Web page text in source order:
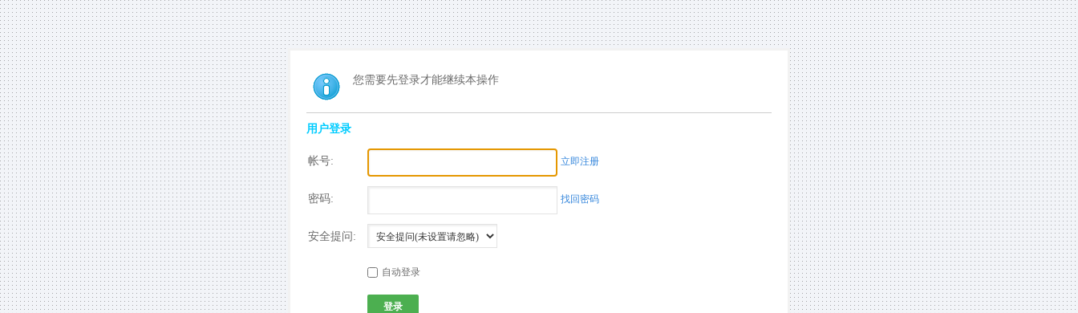
您需要先登录才能继续本操作
用户登录
帐号: 立即注册
密码: 找回密码
安全提问:
自动登录
登录